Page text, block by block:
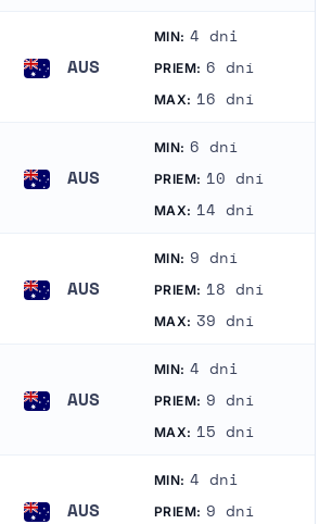
AUS
MIN: 4 dni
PRIEM: 6 dní
MAX: 16 dní
AUS
MIN: 6 dní
PRIEM: 10 dní
MAX: 14 dní
AUS
MIN: 9 dní
PRIEM: 18 dní
MAX: 39 dní
AUS
MIN: 4 dni
PRIEM: 9 dní
MAX: 15 dní
AUS
MIN: 4 dni
PRIEM: 9 dní